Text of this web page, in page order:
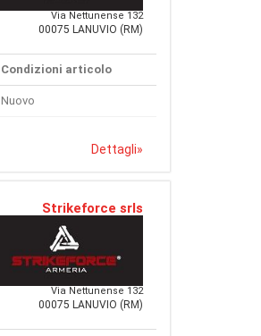
Via Nettunense 132
00075 LANUVIO (RM)
Condizioni articolo
Nuovo
Dettagli»
Strikeforce srls
Via Nettunense 132
00075 LANUVIO (RM)